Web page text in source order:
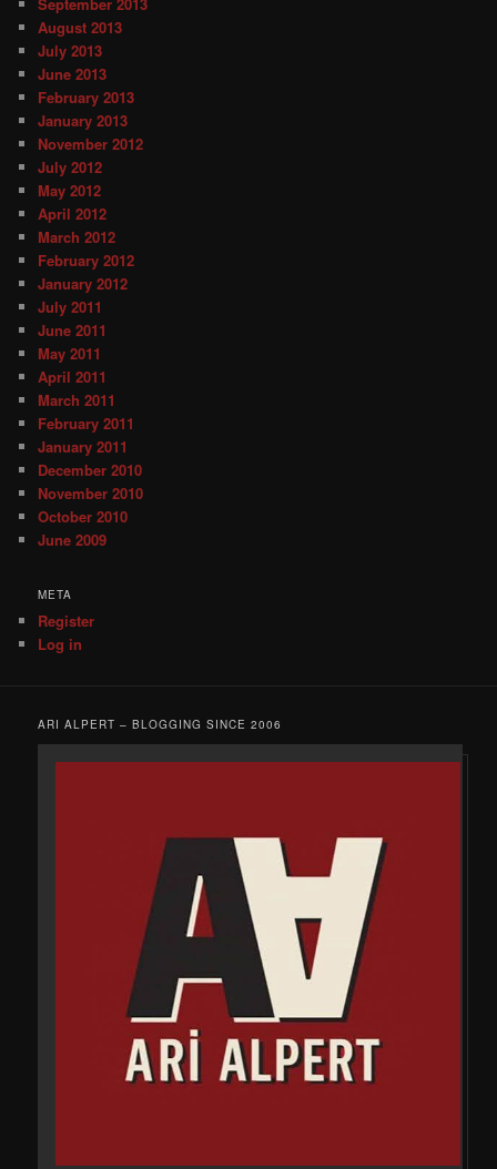
August 2013
July 2013
June 2013
February 2013
January 2013
November 2012
July 2012
May 2012
April 2012
March 2012
February 2012
January 2012
July 2011
June 2011
May 2011
April 2011
March 2011
February 2011
January 2011
December 2010
November 2010
October 2010
June 2009
META
Register
Log in
ARI ALPERT – BLOGGING SINCE 2006